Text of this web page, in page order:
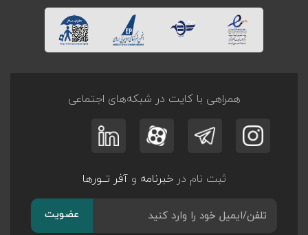
همراهی با کایت در شبکه‌های اجتماعی
ثبت نام درخبرنامه وآفر تــورها
عضویت